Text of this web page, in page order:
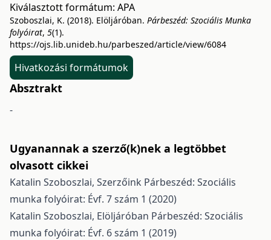
Kiválasztott formátum: APA
Szoboszlai, K. (2018). Elöljáróban. Párbeszéd: Szociális Munka
folyóirat, 5(1).
https://ojs.lib.unideb.hu/parbeszed/article/view/6084
Hivatkozási formátumok
Absztrakt
-
Ugyanannak a szerző(k)nek a legtöbbet
olvasott cikkei
Katalin Szoboszlai, Szerzőink Párbeszéd: Szociális
munka folyóirat: Évf. 7 szám 1 (2020)
Katalin Szoboszlai, Elöljáróban Párbeszéd: Szociális
munka folyóirat: Évf. 6 szám 1 (2019)